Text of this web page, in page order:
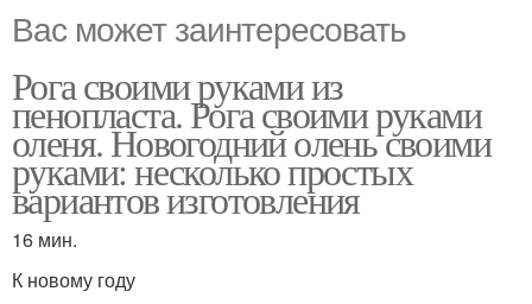
Вас может заинтересовать
Рога своими руками из
пенопласта. Рога своими руками
оленя. Новогодний олень своими
руками: несколько простых
вариантов изготовления
16 мин.
К новому году